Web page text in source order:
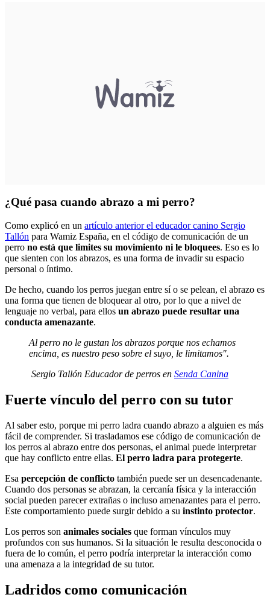
¿Qué pasa cuando abrazo a mi perro?
Como explicó en un artículo anterior el educador canino Sergio
Tallón para Wamiz España, en el código de comunicación de un
perro no está que limites su movimiento ni le bloquees. Eso es lo
que sienten con los abrazos, es una forma de invadir su espacio
personal o íntimo.
De hecho, cuando los perros juegan entre sí o se pelean, el abrazo es
una forma que tienen de bloquear al otro, por lo que a nivel de
lenguaje no verbal, para ellos un abrazo puede resultar una
conducta amenazante.
Al perro no le gustan los abrazos porque nos echamos
encima, es nuestro peso sobre el suyo, le limitamos".
Sergio Tallón Educador de perros en Senda Canina
Fuerte vínculo del perro con su tutor
Al saber esto, porque mi perro ladra cuando abrazo a alguien es más
fácil de comprender. Si trasladamos ese código de comunicación de
los perros al abrazo entre dos personas, el animal puede interpretar
que hay conflicto entre ellas. El perro ladra para protegerte.
Esa percepción de conflicto también puede ser un desencadenante.
Cuando dos personas se abrazan, la cercanía física y la interacción
social pueden parecer extrañas o incluso amenazantes para el perro.
Este comportamiento puede surgir debido a su instinto protector.
Los perros son animales sociales que forman vínculos muy
profundos con sus humanos. Si la situación le resulta desconocida o
fuera de lo común, el perro podría interpretar la interacción como
una amenaza a la integridad de su tutor.
Ladridos como comunicación